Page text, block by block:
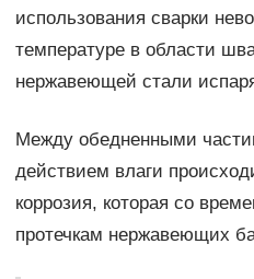
использования сварки
температуре в области
нержавеющей стали
Между обедненными
действием влаги
коррозия, которая со
протечкам нержавеющих